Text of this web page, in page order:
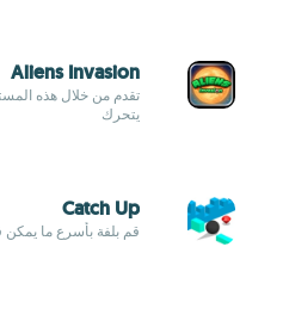
Aliens Invasion
تقدم من خلال هذه
يتحرك
Catch Up
قم بلفة بأسرع ما